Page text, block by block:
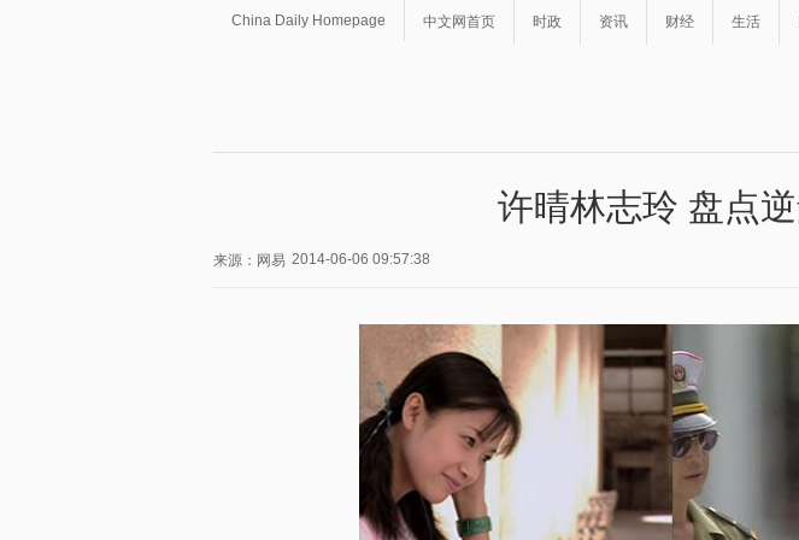
China Daily Homepage 中文网首页 时政 资讯 财经 生活
许晴林志玲 盘点
来源：网易 2014-06-06 09:57:38